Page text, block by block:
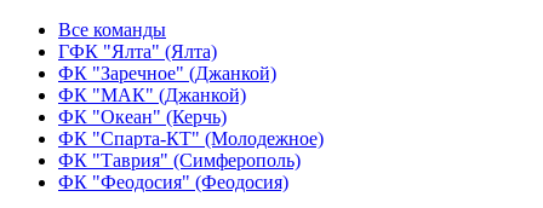
Все команды
ГФК "Ялта" (Ялта)
ФК "Заречное" (Джанкой)
ФК "МАК" (Джанкой)
ФК "Океан" (Керчь)
ФК "Спарта-КТ" (Молодежное)
ФК "Таврия" (Симферополь)
ФК "Феодосия" (Феодосия)